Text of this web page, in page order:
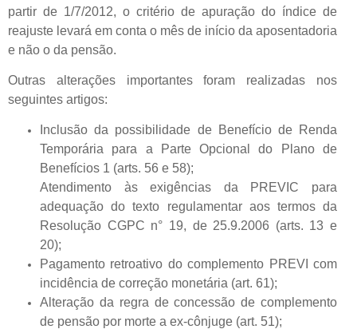
partir de 1/7/2012, o critério de apuração do índice de
reajuste levará em conta o mês de início da aposentadoria
e não o da pensão.
Outras alterações importantes foram realizadas nos
seguintes artigos:
Inclusão da possibilidade de Benefício de Renda
Temporária para a Parte Opcional do Plano de
Benefícios 1 (arts. 56 e 58);
Atendimento às exigências da PREVIC para
adequação do texto regulamentar aos termos da
Resolução CGPC n° 19, de 25.9.2006 (arts. 13 e
20);
Pagamento retroativo do complemento PREVI com
incidência de correção monetária (art. 61);
Alteração da regra de concessão de complemento
de pensão por morte a ex-cônjuge (art. 51);